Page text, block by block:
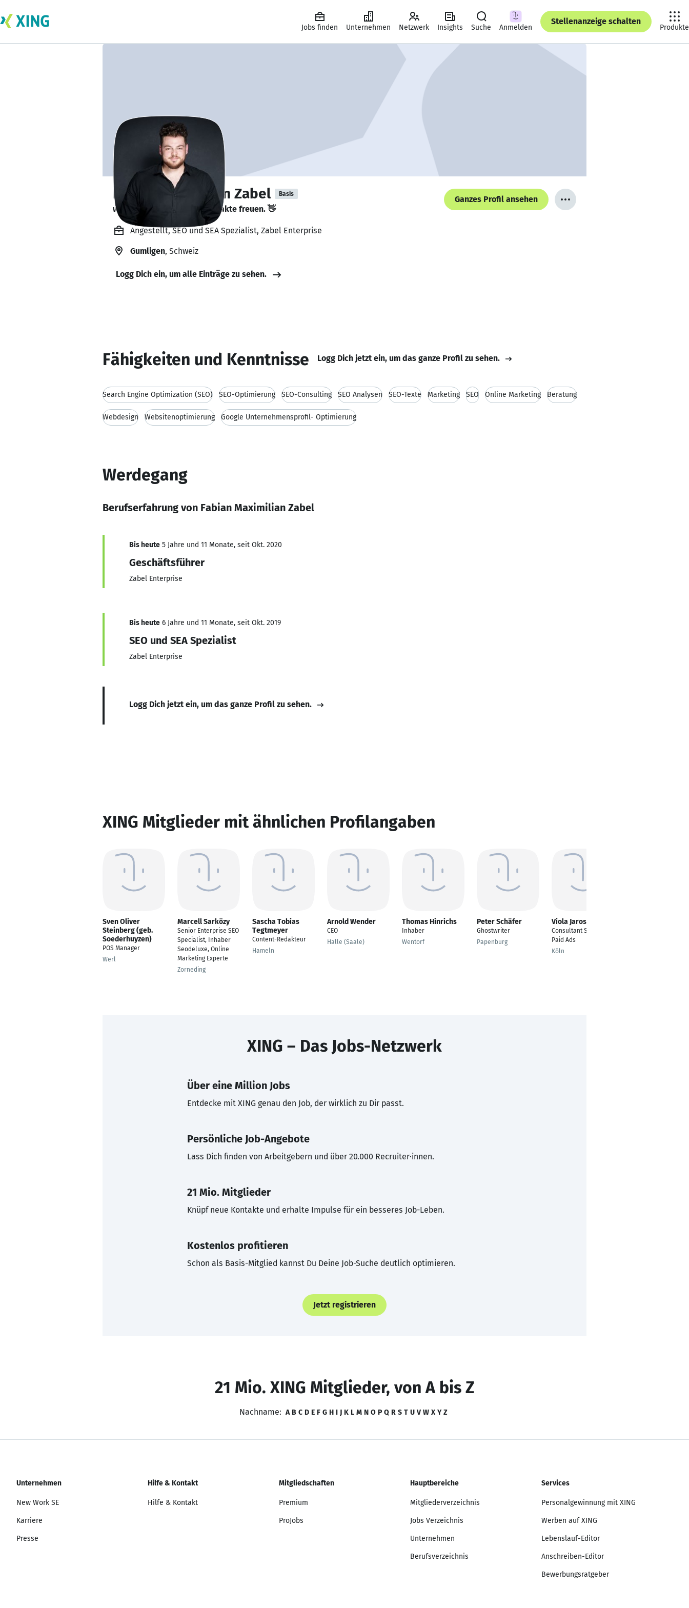
Jobs finden Unternehmen Netzwerk Insights Suche Anmelden
Stellenanzeige schalten
Produkte
Fabian Maximilian Zabel Basis
würde sich über soziale Kontakte freuen. 👋
Ganzes Profil ansehen
Angestellt, SEO und SEA Spezialist, Zabel Enterprise
Gumligen, Schweiz
Logg Dich ein, um alle Einträge zu sehen.
Fähigkeiten und Kenntnisse Logg Dich jetzt ein, um das ganze Profil zu sehen.
Search Engine Optimization (SEO) SEO-Optimierung SEO-Consulting SEO Analysen SEO-Texte Marketing SEO Online Marketing Beratung
Webdesign Websitenoptimierung Google Unternehmensprofil- Optimierung
Werdegang
Berufserfahrung von Fabian Maximilian Zabel
Bis heute 5 Jahre und 11 Monate, seit Okt. 2020
Geschäftsführer
Zabel Enterprise
Bis heute 6 Jahre und 11 Monate, seit Okt. 2019
SEO und SEA Spezialist
Zabel Enterprise
Logg Dich jetzt ein, um das ganze Profil zu sehen.
XING Mitglieder mit ähnlichen Profilangaben
Sven Oliver
Steinberg (geb.
Soederhuyzen)
POS Manager
Werl
Marcell Sarközy
Senior Enterprise SEO
Specialist, Inhaber
Seodeluxe, Online
Marketing Experte
Zorneding
Sascha Tobias
Tegtmeyer
Content-Redakteur
Hameln
Arnold Wender
CEO
Halle (Saale)
Thomas Hinrichs
Inhaber
Wentorf
Peter Schäfer
Ghostwriter
Papenburg
Viola Jaroschewski
Consultant SEO &
Paid Ads
Köln
XING – Das Jobs-Netzwerk
Über eine Million Jobs
Entdecke mit XING genau den Job, der wirklich zu Dir passt.
Persönliche Job-Angebote
Lass Dich finden von Arbeitgebern und über 20.000 Recruiter·innen.
21 Mio. Mitglieder
Knüpf neue Kontakte und erhalte Impulse für ein besseres Job-Leben.
Kostenlos profitieren
Schon als Basis-Mitglied kannst Du Deine Job-Suche deutlich optimieren.
Jetzt registrieren
21 Mio. XING Mitglieder, von A bis Z
Nachname: A B C D E F G H I J K L M N O P Q R S T U V W X Y Z
Unternehmen
New Work SE
Karriere
Presse
Hilfe & Kontakt
Hilfe & Kontakt
Mitgliedschaften
Premium
ProJobs
Hauptbereiche
Mitgliederverzeichnis
Jobs Verzeichnis
Unternehmen
Berufsverzeichnis
Services
Personalgewinnung mit XING
Werben auf XING
Lebenslauf-Editor
Anschreiben-Editor
Bewerbungsratgeber